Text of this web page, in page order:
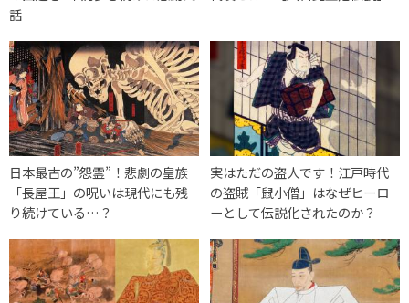
話
日本最古の”怨霊”！悲劇の皇族
「長屋王」の呪いは現代にも残
り続けている…？
実はただの盗人です！江戸時代
の盗賊「鼠小僧」はなぜヒーロ
ーとして伝説化されたのか？